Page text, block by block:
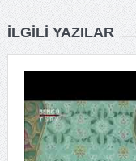
İLGILI YAZILAR